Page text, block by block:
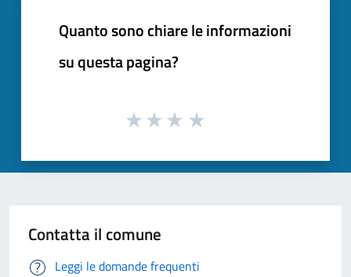
Quanto sono chiare le informazioni
su questa pagina?
Contatta il comune
Leggi le domande frequenti